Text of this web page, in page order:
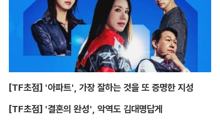
[TF초점] '아파트', 가장 잘하는 것을 또 증명한 지성
[TF초점] '결혼의 완성', 악역도 김대명답게